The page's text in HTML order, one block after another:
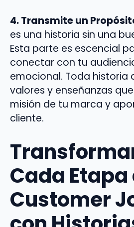
4. Transmite un
es una historia sin una
Esta parte es escencial
conectar con tu
emocional. Toda historia
valores y enseñanzas
misión de tu marca y
cliente.
Cada Etapa
Customer